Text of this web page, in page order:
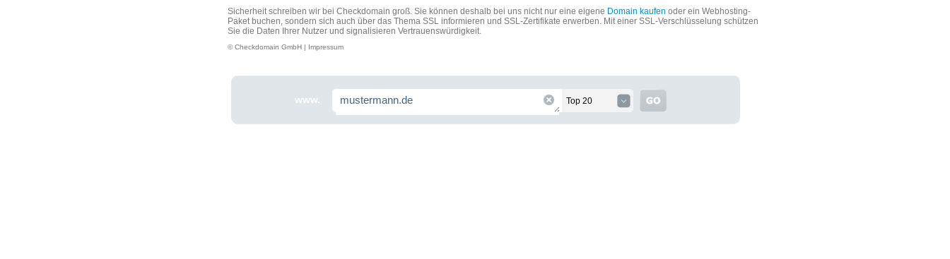
Sicherheit schreiben wir bei Checkdomain groß. Sie können deshalb bei uns nicht nur eine eigene Domain kaufen oder ein Webhosting-
Paket buchen, sondern sich auch über das Thema SSL informieren und SSL-Zertifikate erwerben. Mit einer SSL-Verschlüsselung schützen
Sie die Daten Ihrer Nutzer und signalisieren Vertrauenswürdigkeit.
© Checkdomain GmbH | Impressum
www. Top 20